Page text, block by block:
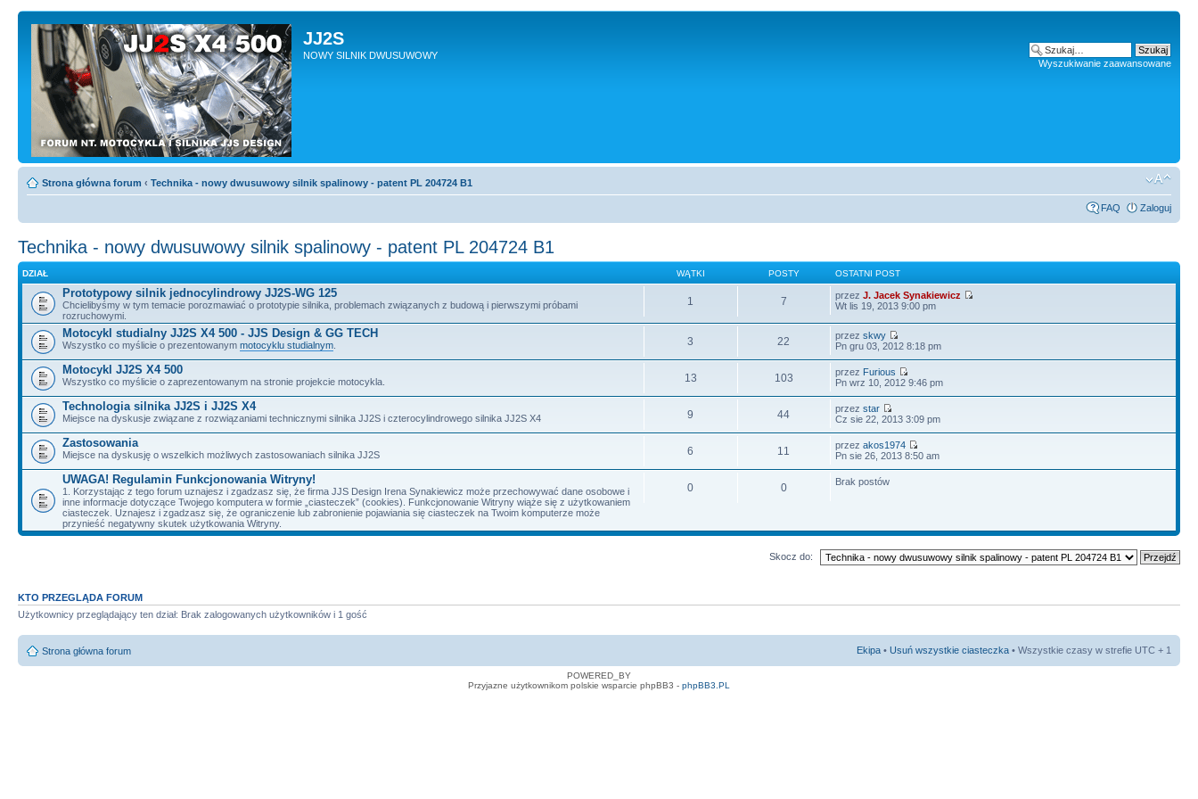
JJ2S
NOWY SILNIK DWUSUWOWY
Wyszukiwanie zaawansowane
Strona główna forum ‹ Technika - nowy dwusuwowy silnik spalinowy - patent PL 204724 B1
FAQ Zaloguj
Technika - nowy dwusuwowy silnik spalinowy - patent PL 204724 B1
DZIAŁ WĄTKI POSTY OSTATNI POST
Prototypowy silnik jednocylindrowy JJ2S-WG 125
Chcielibyśmy w tym temacie porozmawiać o prototypie silnika, problemach związanych z budową i pierwszymi próbami
rozruchowymi.
1 7 przezJ. Jacek Synakiewicz
Wt lis 19, 2013 9:00 pm
Motocykl studialny JJ2S X4 500 - JJS Design & GG TECH
Wszystko co myślicie o prezentowanym motocyklu studialnym 3 22 przezskwy
Pn gru 03, 2012 8:18 pm
Motocykl JJ2S X4 500
Wszystko co myślicie o zaprezentowanym na stronie projekcie motocykla. 13 103 przez Furious
Pn wrz 10, 2012 9:46 pm
Technologia silnika JJ2S i JJ2S X4
Miejsce na dyskusje związane z rozwiązaniami technicznymi silnika JJ2S i czterocylindrowego silnika JJ2S X4 9 44 przezstar
Cz sie 22, 2013 3:09 pm
Zastosowania
Miejsce na dyskusję o wszelkich możliwych zastosowaniach silnika JJ2S 6 11 przezakos1974
Pn sie 26, 2013 8:50 am
UWAGA! Regulamin Funkcjonowania Witryny!
1. Korzystając z tego forum uznajesz i zgadzasz się, że firma JJS Design Irena Synakiewicz może przechowywać dane osobowe i
inne informacje dotyczące Twojego komputera w formie „ciasteczek” (cookies). Funkcjonowanie Witryny wiąże się z użytkowaniem
ciasteczek. Uznajesz i zgadzasz się, że ograniczenie lub zabronienie pojawiania się ciasteczek na Twoim komputerze może
przynieść negatywny skutek użytkowania Witryny.
0 0 Brak postów
Skocz do:
KTO PRZEGLĄDA FORUM
Użytkownicy przeglądający ten dział: Brak zalogowanych użytkowników i 1 gość
Strona główna forum Ekipa • Usuń wszystkie ciasteczka • Wszystkie czasy w strefie UTC + 1
POWERED_BY
Przyjazne użytkownikom polskie wsparcie phpBB3 - phpBB3.PL